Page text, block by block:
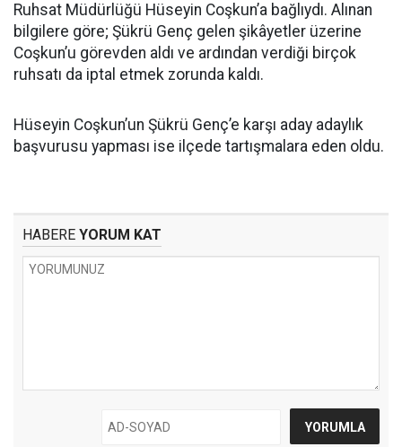
Ruhsat Müdürlüğü Hüseyin Coşkun’a bağlıydı. Alınan
bilgilere göre; Şükrü Genç gelen şikâyetler üzerine
Coşkun’u görevden aldı ve ardından verdiği birçok
ruhsatı da iptal etmek zorunda kaldı.
Hüseyin Coşkun’un Şükrü Genç’e karşı aday adaylık
başvurusu yapması ise ilçede tartışmalara eden oldu.
HABERE YORUM KAT